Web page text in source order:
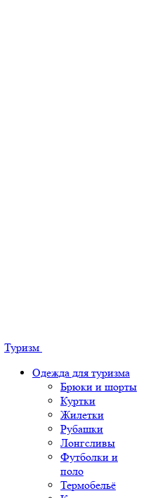
Туризм
Одежда для туризма
Брюки и шорты
Куртки
Жилетки
Рубашки
Лонгсливы
Футболки и
поло
Термобельё